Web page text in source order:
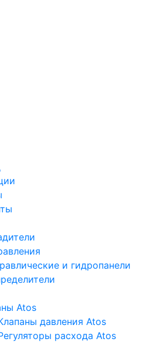
и гидропанели
Atos
давления Atos
расхода Atos